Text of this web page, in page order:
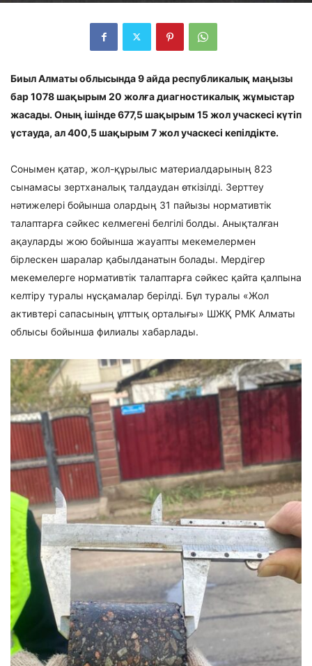
Биыл Алматы облысында 9 айда республикалық маңызы
бар 1078 шақырым 20 жолға диагностикалық жұмыстар
жасады. Оның ішінде 677,5 шақырым 15 жол учаскесі күтіп
ұстауда, ал 400,5 шақырым 7 жол учаскесі кепілдікте.
Сонымен қатар, жол-құрылыс материалдарының 823
сынамасы зертханалық талдаудан өткізілді. Зерттеу
нәтижелері бойынша олардың 31 пайызы нормативтік
талаптарға сәйкес келмегені белгілі болды. Анықталған
ақауларды жою бойынша жауапты мекемелермен
бірлескен шаралар қабылданатын болады. Мердігер
мекемелерге нормативтік талаптарға сәйкес қайта қалпына
келтіру туралы нұсқамалар берілді. Бұл туралы «Жол
активтері сапасының ұлттық орталығы» ШЖҚ РМК Алматы
облысы бойынша филиалы хабарлады.